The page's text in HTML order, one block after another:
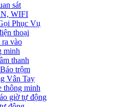
sát
WIFI
Phục Vụ
thoại
ra vào
minh
thanh
trộm
Vân Tay
thông minh
giờ tự động